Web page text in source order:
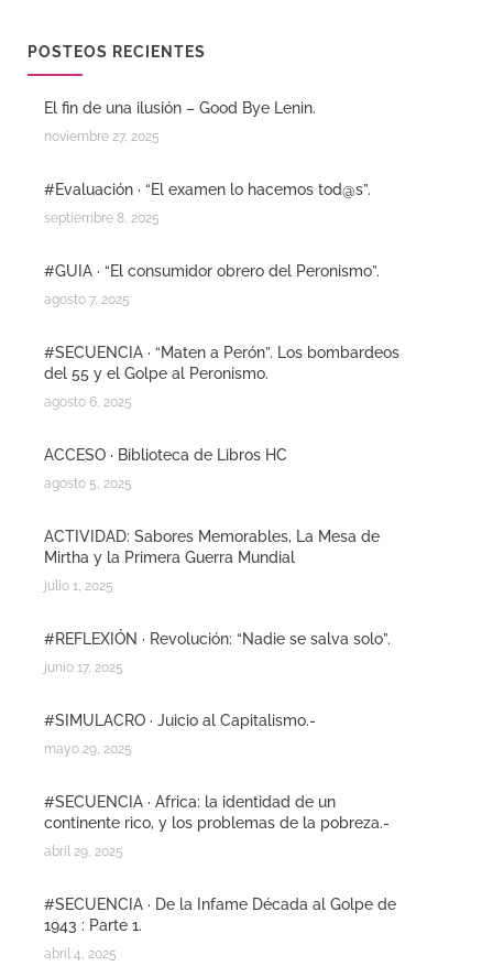
POSTEOS RECIENTES
El fin de una ilusión – Good Bye Lenin.
noviembre 27, 2025
#Evaluación · “El examen lo hacemos tod@s”.
septiembre 8, 2025
#GUIA · “El consumidor obrero del Peronismo”.
agosto 7, 2025
#SECUENCIA · “Maten a Perón”. Los bombardeos
del 55 y el Golpe al Peronismo.
agosto 6, 2025
ACCESO · Biblioteca de Libros HC
agosto 5, 2025
ACTIVIDAD: Sabores Memorables, La Mesa de
Mirtha y la Primera Guerra Mundial
julio 1, 2025
#REFLEXIÓN · Revolución: “Nadie se salva solo”.
junio 17, 2025
#SIMULACRO · Juicio al Capitalismo.-
mayo 29, 2025
#SECUENCIA · Africa: la identidad de un
continente rico, y los problemas de la pobreza.-
abril 29, 2025
#SECUENCIA · De la Infame Década al Golpe de
1943 : Parte 1.
abril 4, 2025